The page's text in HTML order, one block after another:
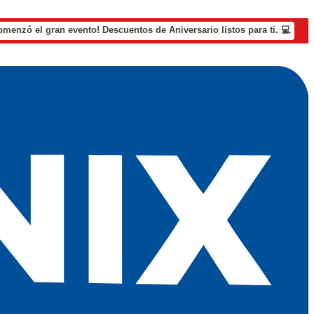
el gran evento! Descuentos de Aniversario listos para ti. 💻